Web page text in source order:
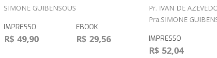
SIMONE GUIBENSOUS
IMPRESSO
R$ 49,90
EBOOK
R$ 29,56
Pr. IVAN DE
Pra.SIMONE
IMPRESSO
R$ 52,04